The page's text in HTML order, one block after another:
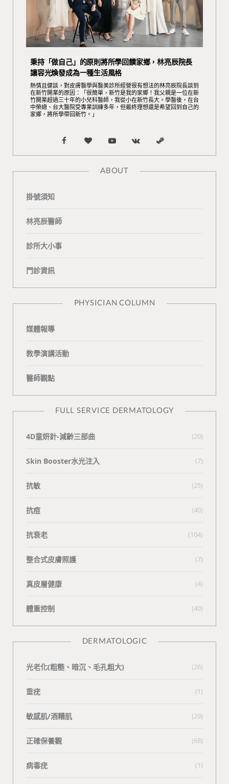
秉持「做自己」的原則將所學回饋家鄉，林亮辰院長
讓容光煥發成為一種生活風格
熱情且健談，對皮膚醫學與醫美診所經營很有想法的林亮辰院長談到
在新竹開業的原因：「很簡單，新竹是我的家鄉！我父親是一位在新
竹開業超過三十年的小兒科醫師，我從小在新竹長大。學醫後，在台
中榮總、台大醫院受專業訓練多年，但最終理想還是希望回到自己的
家鄉，將所學帶回新竹。」
F
a
B
l
n
Y
o
V
K
e
S
t
ABOUT
掛號須知
林亮辰醫師
診所大小事
門診資訊
PHYSICIAN COLUMN
媒體報導
教學演講活動
醫師觀點
FULL SERVICE DERMATOLOGY
4D童妍針-減齡三部曲 (20)
Skin Booster水光注入 (7)
抗敏 (25)
抗痘 (40)
抗衰老 (104)
整合式皮膚照護 (7)
真皮層健康 (4)
體重控制 (40)
DERMATOLOGIC
光老化(粗糙、暗沉、毛孔粗大) (26)
垂疣 (1)
敏感肌/酒糟肌 (29)
正確保養觀 (68)
病毒疣 (1)